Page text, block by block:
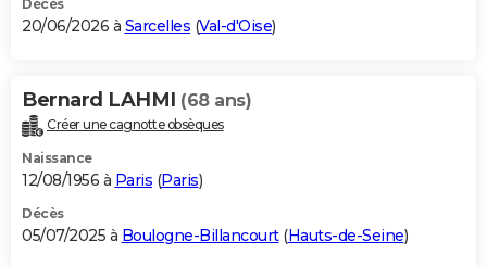
S'inscrire
Se connecter
Lycées
Collèges
Primaires
Universités
Entreprises
Service militaire
Avis de recherche
AVIS DE DÉCÈS
Bricolage
Lifestyle
Culture
Sport
Auto
Television
Voyage
Cinema
Décès
20/06/2026 à Sarcelles (Val-d'Oise)
Bernard LAHMI (68 ans)
Créer une cagnotte obsèques
Naissance
12/08/1956 à Paris (Paris)
Décès
05/07/2025 à Boulogne-Billancourt(Hauts-de-Seine)